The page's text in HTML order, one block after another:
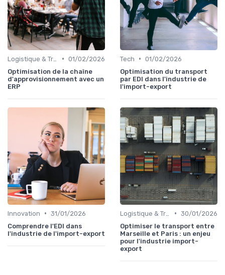
• 01/02/2026
Optimisation de la chaîne
d'approvisionnement avec un
ERP
Tech • 01/02/2026
Optimisation du transport
par EDI dans l'industrie de
l'import-export
Innovation • 31/01/2026
Comprendre l'EDI dans
l'industrie de l'import-export
• 30/01/2026
Optimiser le transport entre
Marseille et Paris : un enjeu
pour l'industrie import-
export